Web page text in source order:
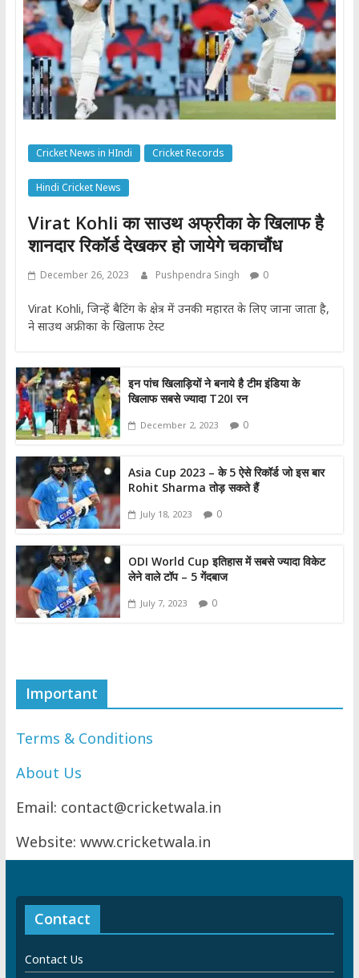
Cricket News in HIndi Cricket Records
Hindi Cricket News
Virat Kohli का साउथ अफ्रीका के खिलाफ है
शानदार रिकॉर्ड देखकर हो जायेगे चकाचौंध
December 26, 2023 Pushpendra Singh 0
Virat Kohli, जिन्हें बैटिंग के क्षेत्र में उनकी महारत के लिए जाना जाता है,
ने साउथ अफ्रीका के खिलाफ टेस्ट
इन पांच खिलाड़ियों ने बनाये है टीम इंडिया के
खिलाफ सबसे ज्यादा T20I रन
December 2, 2023 0
Asia Cup 2023 – के 5 ऐसे रिकॉर्ड जो इस बार
Rohit Sharma तोड़ सकते हैं
July 18, 2023 0
ODI World Cup इतिहास में सबसे ज्यादा विकेट
लेने वाले टॉप – 5 गेंदबाज
July 7, 2023 0
Important
Terms & Conditions
About Us
Email: contact@cricketwala.in
Website: www.cricketwala.in
Contact
Contact Us